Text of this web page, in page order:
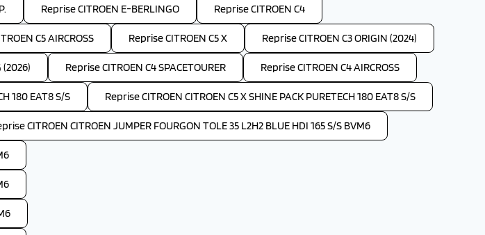
Reprise CITROEN E-BERLINGO Reprise CITROEN C4
C5 AIRCROSS Reprise CITROEN C5 X Reprise CITROEN C3 ORIGIN (2024)
(2026) Reprise CITROEN C4 SPACETOURER Reprise CITROEN C4 AIRCROSS
180 EAT8 S/S Reprise CITROEN CITROEN C5 X SHINE PACK PURETECH 180 EAT8 S/S
CITROEN CITROEN JUMPER FOURGON TOLE 35 L2H2 BLUE HDI 165 S/S BVM6